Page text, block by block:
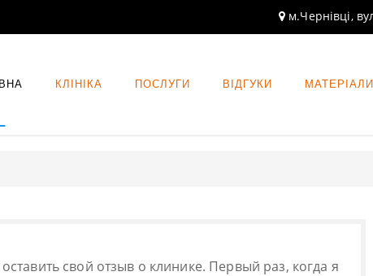
м.Чернівці,
КЛІНІКА ПОСЛУГИ ВІДГУКИ МАТЕРІАЛИ
свой отзыв о клинике. Первый раз, когда я